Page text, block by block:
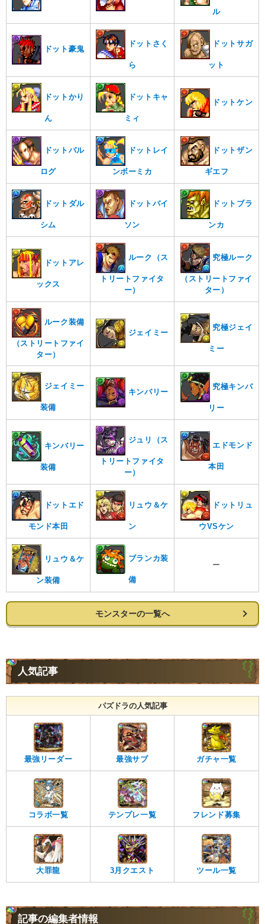
ル
ドット豪鬼
ドットさく
ら
ドットサガ
ット
ドットかり
ん
ドットキャ
ミィ
ドットケン
ドットバル
ログ
ドットレイ
ンボーミカ
ドットザン
ギエフ
ドットダル
シム
ドットバイ
ソン
ドットブラ
ンカ
ドットアレ
ックス
ルーク（ス
トリートファイタ
ー）
究極ルーク
（ストリートファイ
ター）
ルーク装備
（ストリートファイ
ター）
ジェイミー
究極ジェイ
ミー
ジェイミー
装備
キンバリー
究極キンバ
リー
キンバリー
装備
ジュリ（ス
トリートファイタ
ー）
エドモンド
本田
ドットエド
モンド本田
リュウ＆ケ
ン
ドットリュ
ウVSケン
リュウ＆ケ
ン装備
ブランカ装
備
ー
モンスターの一覧へ
人気記事
パズドラの人気記事
最強リーダー 最強サブ ガチャ一覧
コラボ一覧 テンプレ一覧 フレンド募集
大罪龍 3月クエスト ツール一覧
記事の編集者情報